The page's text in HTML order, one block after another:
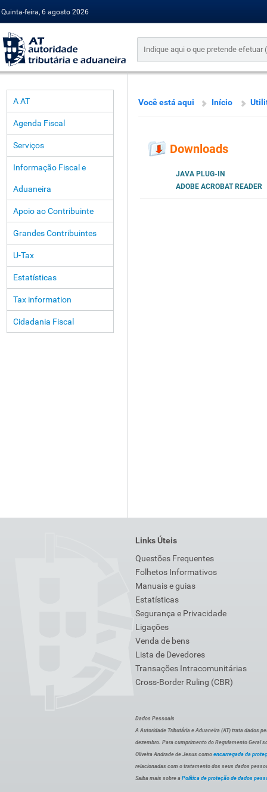
Quinta-feira, 6 agosto 2026
A AT
Agenda Fiscal
Serviços
Informação Fiscal e
Aduaneira
Apoio ao Contribuinte
Grandes Contribuintes
U-Tax
Estatísticas
Tax information
Cidadania Fiscal
Você está aqui Início
Downloads
JAVA PLUG-IN
ADOBE ACROBAT READER
Links Úteis
Questões Frequentes
Folhetos Informativos
Manuais e guias
Estatísticas
Segurança e Privacidade
Ligações
Venda de bens
Lista de Devedores
Transações Intracomunitárias
Cross-Border Ruling (CBR)
Dados Pessoais
A Autoridade Tributária e Aduaneira (AT) trata dados
dezembro. Para cumprimento do Regulamento Geral
Oliveira Andrade de Jesus como encarregada da
relacionadas com o tratamento dos seus dados
Saiba mais sobre a Política de proteção de dados